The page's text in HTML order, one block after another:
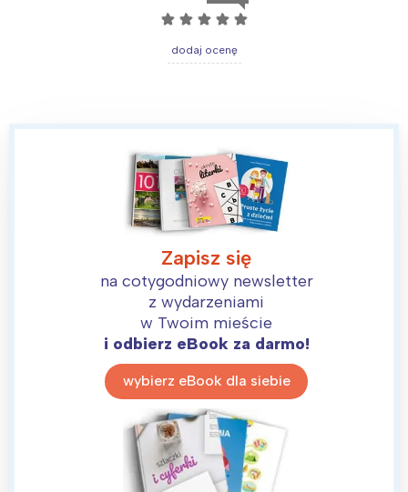
☆ ☆ ☆ ☆ ☆
dodaj ocenę
Zapisz się
na cotygodniowy newsletter
z wydarzeniami
w Twoim mieście
i odbierz eBook za darmo!
wybierz eBook dla siebie